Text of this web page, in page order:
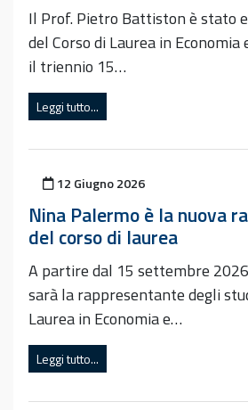
Il Prof. Pietro Battiston è stato
del Corso di Laurea in Economia
il triennio 15…
Leggi tutto...
Pubblicato il
12 Giugno 2026
Nina Palermo è la nuova
del corso di laurea
A partire dal 15 settembre
sarà la rappresentante degli
Laurea in Economia e…
Leggi tutto...